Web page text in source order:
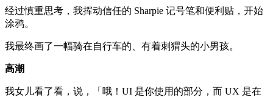
经过慎重思考，我挥动信任的 Sharpie 记号笔和便利贴，开始
涂鸦。
我最终画了一幅骑在自行车的、有着刺猬头的小男孩。
高潮
我女儿看了看，说，「哦！UI 是你使用的部分，而 UX 是在